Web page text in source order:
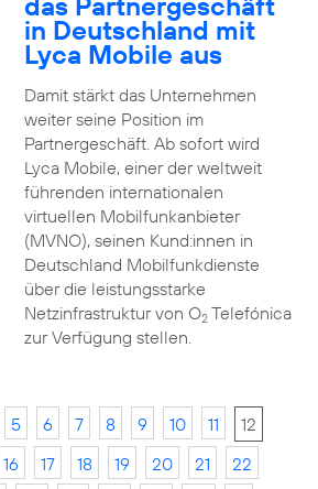
in Deutschland mit
Lyca Mobile aus
Damit stärkt das Unternehmen
weiter seine Position im
Partnergeschäft. Ab sofort wird
Lyca Mobile, einer der weltweit
führenden internationalen
virtuellen Mobilfunkanbieter
(MVNO), seinen Kund:innen in
Deutschland Mobilfunkdienste
über die leistungsstarke
Netzinfrastruktur von O2Telefónica
zur Verfügung stellen.
5 6 7 8 9 10 11
12
16 17 18 19 20 21
22